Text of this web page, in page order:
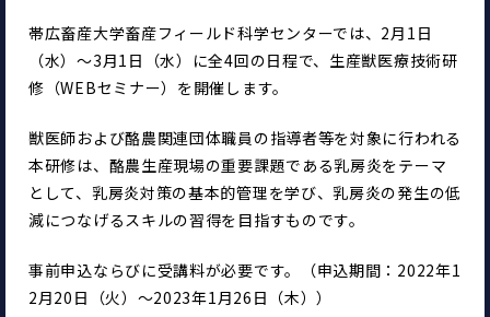
帯広畜産大学畜産フィールド科学センターでは、2月1日
（水）～3月1日（水）に全4回の日程で、生産獣医療技術研
修（WEBセミナー）を開催します。
獣医師および酪農関連団体職員の指導者等を対象に行われる
本研修は、酪農生産現場の重要課題である乳房炎をテーマ
として、乳房炎対策の基本的管理を学び、乳房炎の発生の低
減につなげるスキルの習得を目指すものです。
事前申込ならびに受講料が必要です。（申込期間：2022年1
2月20日（火）〜2023年1月26日（木））